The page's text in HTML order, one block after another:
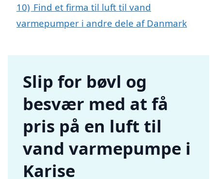
10) Find et firma til luft til vand
varmepumper i andre dele af Danmark
Slip for bøvl og
besvær med at få
pris på en luft til
vand varmepumpe i
Karise